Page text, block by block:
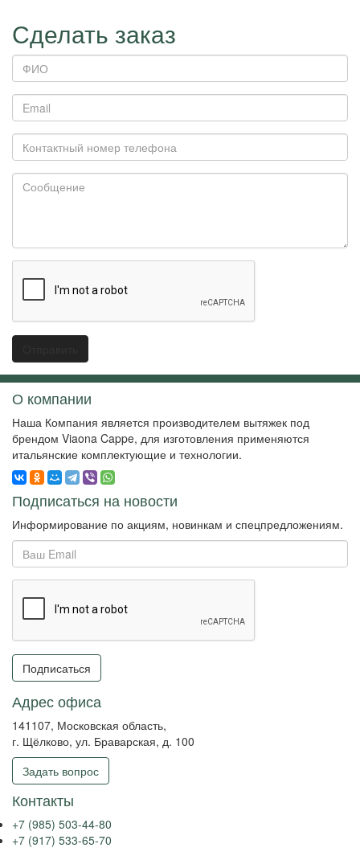
Сделать заказ
ФИО
Email
Контактный
номер
телефона
Сообщение
О компании
Наша Компания является производителем вытяжек под
брендом Viaona Cappe, для изготовления применяются
итальянские комплектующие и технологии.
Подписаться на новости
Информирование по акциям, новинкам и спецпредложениям.
Подписаться
Адрес офиса
141107, Московская область,
г. Щёлково, ул. Браварская, д. 100
Задать вопрос
Контакты
+7 (985) 503-44-80
+7 (917) 533-65-70